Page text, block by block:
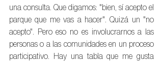
una consulta. Que digamos: "bien, sí acepto el
parque que me vas a hacer". Quizá un "no
acepto". Pero eso no es involucrarnos a las
personas o a las comunidades en un proceso
participativo. Hay una tabla que me gusta